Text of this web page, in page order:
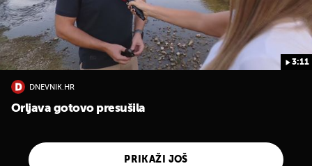
3:11
DNEVNIK.HR
Orljava gotovo presušila
PRIKAŽI JOŠ